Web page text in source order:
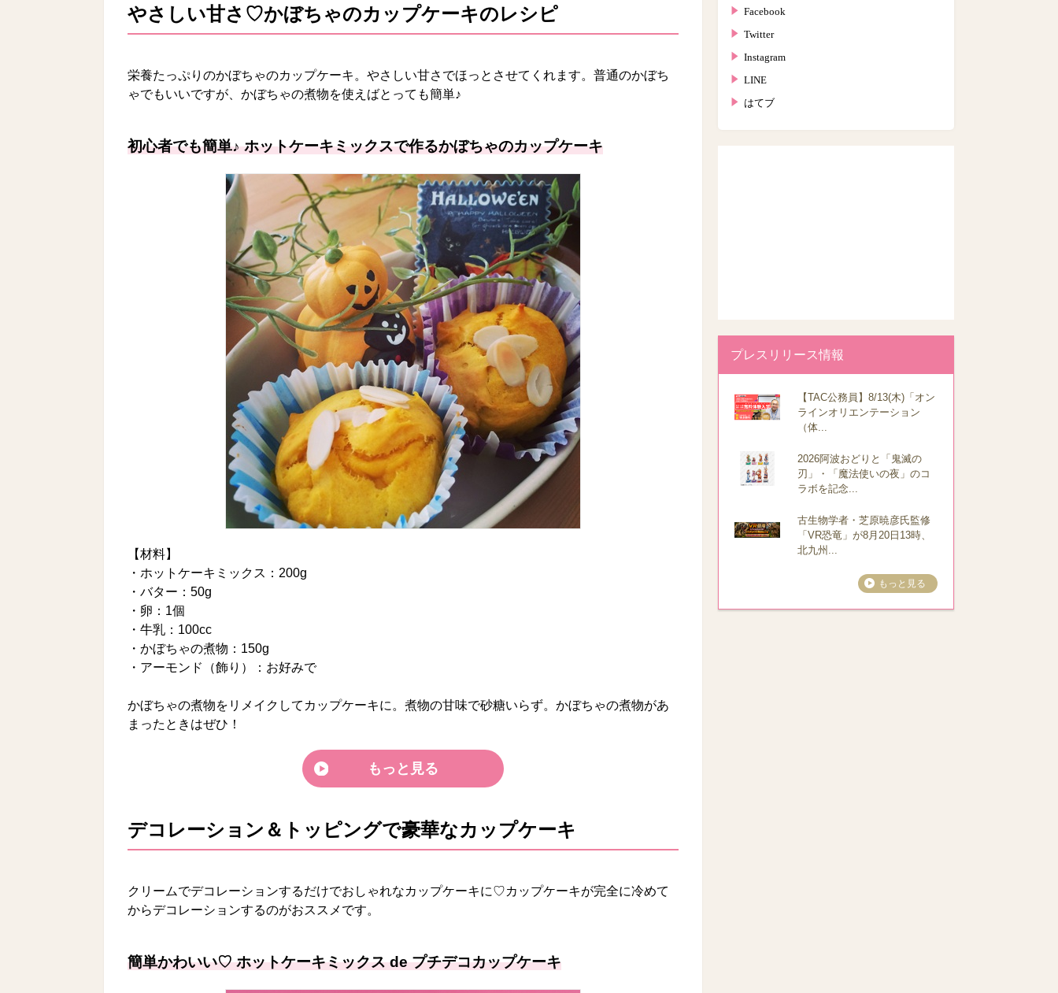
やさしい甘さ♡かぼちゃのカップケーキのレシピ
栄養たっぷりのかぼちゃのカップケーキ。やさしい甘さでほっとさせてくれます。普通のかぼち
ゃでもいいですが、かぼちゃの煮物を使えばとっても簡単♪
初心者でも簡単♪ ホットケーキミックスで作るかぼちゃのカップケーキ
【材料】
・ホットケーキミックス：200g
・バター：50g
・卵：1個
・牛乳：100cc
・かぼちゃの煮物：150g
・アーモンド（飾り）：お好みで
かぼちゃの煮物をリメイクしてカップケーキに。煮物の甘味で砂糖いらず。かぼちゃの煮物があ
まったときはぜひ！
もっと見る
デコレーション＆トッピングで豪華なカップケーキ
クリームでデコレーションするだけでおしゃれなカップケーキに♡カップケーキが完全に冷めて
からデコレーションするのがおススメです。
簡単かわいい♡ ホットケーキミックス de プチデコカップケーキ
Facebook
Twitter
Instagram
LINE
はてブ
プレスリリース情報
【TAC公務員】8/13(木)「オン
ラインオリエンテーション
（体...
2026阿波おどりと「鬼滅の
刃」・「魔法使いの夜」のコ
ラボを記念...
古生物学者・芝原暁彦氏監修
「VR恐竜」が8月20日13時、
北九州...
もっと見る